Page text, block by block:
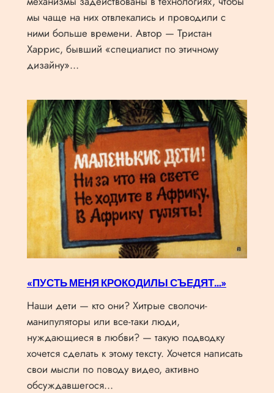
мы чаще на них отвлекались и проводили с
ними больше времени. Автор — Тристан
Харрис, бывший «специалист по этичному
дизайну»…
«ПУСТЬ МЕНЯ КРОКОДИЛЫ СЪЕДЯТ…»
Наши дети — кто они? Хитрые сволочи-
манипуляторы или все-таки люди,
нуждающиеся в любви? — такую подводку
хочется сделать к этому тексту. Хочется написать
свои мысли по поводу видео, активно
обсуждавшегося…